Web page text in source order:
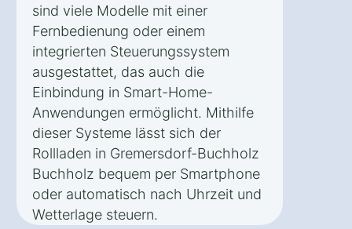
sind viele Modelle mit einer
Fernbedienung oder einem
integrierten Steuerungssystem
ausgestattet, das auch die
Einbindung in Smart-Home-
Anwendungen ermöglicht. Mithilfe
dieser Systeme lässt sich der
Rollladen in Gremersdorf-Buchholz
Buchholz bequem per Smartphone
oder automatisch nach Uhrzeit und
Wetterlage steuern.